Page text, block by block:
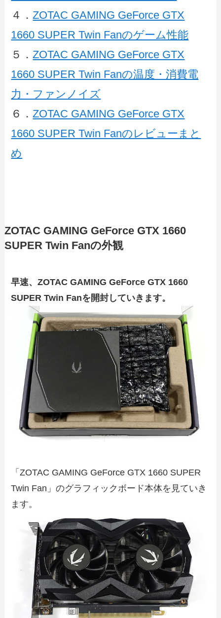
４．ZOTAC GAMING GeForce GTX
1660 SUPER Twin Fanのゲーム性能
５．ZOTAC GAMING GeForce GTX
1660 SUPER Twin Fanの温度・消費電
力・ファンノイズ
６．ZOTAC GAMING GeForce GTX
1660 SUPER Twin Fanのレビューまと
め
ZOTAC GAMING GeForce GTX 1660
SUPER Twin Fanの外観
早速、ZOTAC GAMING GeForce GTX 1660
SUPER Twin Fanを開封していきます。
「ZOTAC GAMING GeForce GTX 1660 SUPER
Twin Fan」のグラフィックボード本体を見ていき
ます。